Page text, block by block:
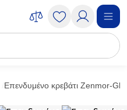
Επενδυμένο κρεβάτι Zenmor-Gkri